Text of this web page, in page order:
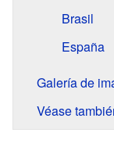
Brasil
España
Galería de
Véase